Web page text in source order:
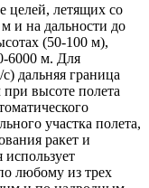
целей, летящих со
и на дальности до
(50-100 м),
6000 м. Для
дальняя граница
высоте полета
участка полета,
ракет и
любому из трех